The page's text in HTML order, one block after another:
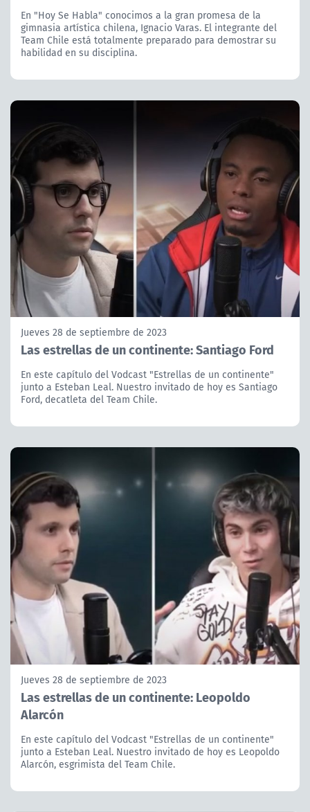
En "Hoy Se Habla" conocimos a la gran promesa de la
gimnasia artística chilena, Ignacio Varas. El integrante del
Team Chile está totalmente preparado para demostrar su
habilidad en su disciplina.
Jueves 28 de septiembre de 2023
Las estrellas de un continente: Santiago Ford
En este capítulo del Vodcast "Estrellas de un continente"
junto a Esteban Leal. Nuestro invitado de hoy es Santiago
Ford, decatleta del Team Chile.
Jueves 28 de septiembre de 2023
Las estrellas de un continente: Leopoldo
Alarcón
En este capítulo del Vodcast "Estrellas de un continente"
junto a Esteban Leal. Nuestro invitado de hoy es Leopoldo
Alarcón, esgrimista del Team Chile.